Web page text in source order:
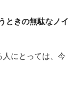
ときの無駄なノイ
にとっては、今